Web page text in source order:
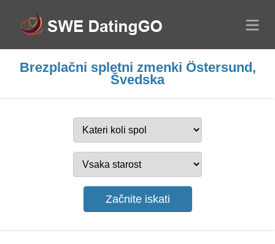
Brezplačni spletni zmenki Östersund,
Švedska